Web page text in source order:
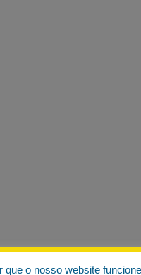
que o nosso website funcione